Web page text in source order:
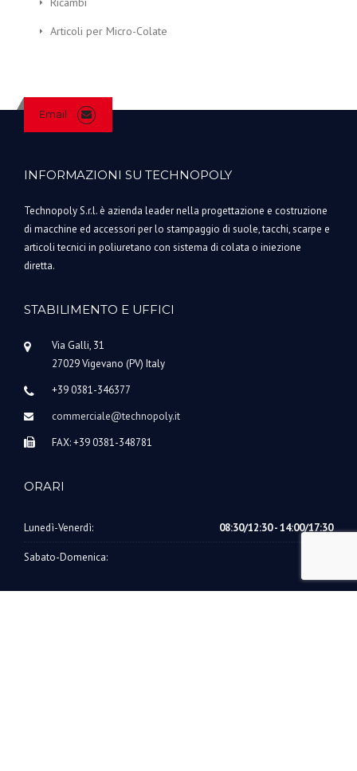
Articoli per Micro-Colate
Email
INFORMAZIONI SU TECHNOPOLY
Technopoly S.r.l. è azienda leader nella progettazione e costruzione
di macchine ed accessori per lo stampaggio di suole, tacchi, scarpe e
articoli tecnici in poliuretano con sistema di colata o iniezione
diretta.
STABILIMENTO E UFFICI
Via Galli, 31
27029 Vigevano (PV) Italy
+39 0381-346377
commerciale@technopoly.it
FAX: +39 0381-348781
ORARI
Lunedì-Venerdì: 08:30/12:30 - 14:00/17:30
Sabato-Domenica: